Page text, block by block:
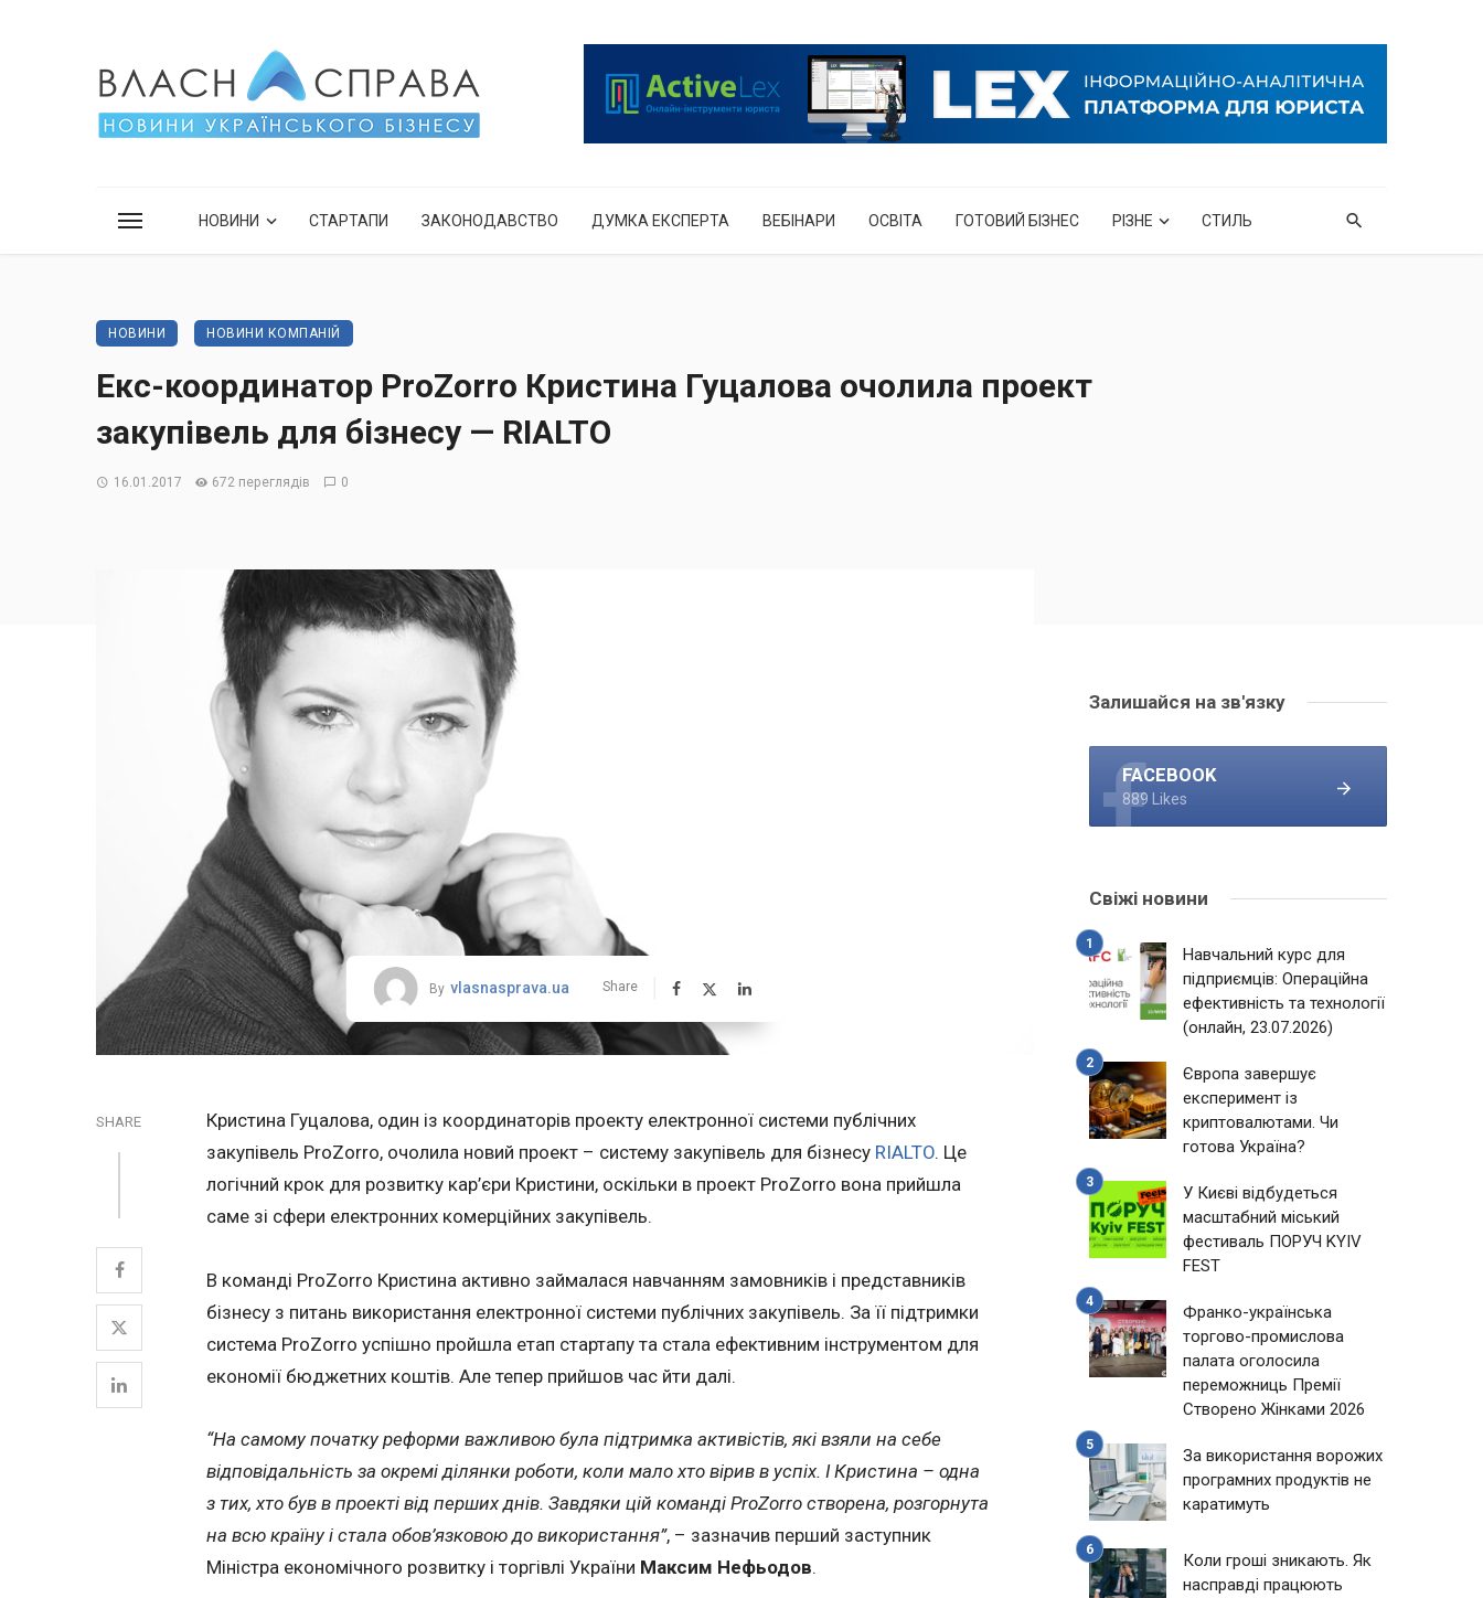
НОВИНИ СТАРТАПИ ЗАКОНОДАВСТВО ДУМКА ЕКСПЕРТА ВЕБІНАРИ ОСВІТА ГОТОВИЙ БІЗНЕС РІЗНЕ СТИЛЬ
НОВИНИ НОВИНИ КОМПАНІЙ
Екс-координатор ProZorro Кристина Гуцалова очолила проект
закупівель для бізнесу — RIALTO
16.01.2017 672 переглядів 0
By vlasnasprava.ua Share
SHARE
Кристина Гуцалова, один із координаторів проекту електронної системи публічних
закупівель ProZorro, очолила новий проект – систему закупівель для бізнесу RIALTO. Це
логічний крок для розвитку кар’єри Кристини, оскільки в проект ProZorro вона прийшла
саме зі сфери електронних комерційних закупівель.
В команді ProZorro Кристина активно займалася навчанням замовників і представників
бізнесу з питань використання електронної системи публічних закупівель. За її підтримки
система ProZorro успішно пройшла етап стартапу та стала ефективним інструментом для
економії бюджетних коштів. Але тепер прийшов час йти далі.
“На самому початку реформи важливою була підтримка активістів, які взяли на себе
відповідальність за окремі ділянки роботи, коли мало хто вірив в успіх. І Кристина – одна
з тих, хто був в проекті від перших днів. Завдяки цій команді ProZorro створена, розгорнута
на всю країну і стала обов’язковою до використання”, – зазначив перший заступник
Міністра економічного розвитку і торгівлі України Максим Нефьодов.
Залишайся на зв'язку
FACEBOOK
889 Likes
Свіжі новини
Навчальний курс для
підприємців: Операційна
ефективність та технології
(онлайн, 23.07.2026)
Європа завершує
експеримент із
криптовалютами. Чи
готова Україна?
У Києві відбудеться
масштабний міський
фестиваль ПОРУЧ KYIV
FEST
Франко-українська
торгово-промислова
палата оголосила
переможниць Премії
Створено Жінками 2026
За використання ворожих
програмних продуктів не
каратимуть
Коли гроші зникають. Як
насправді працюють